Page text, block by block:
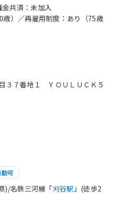
共済：未加入
）／再雇用制度：あり（75歳
３７番地１ ＹＯＵＬＵＣＫ５
可
)/名鉄三河線「刈谷駅 」(徒歩2